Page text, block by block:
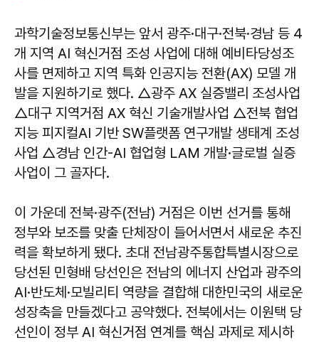
과학기술정보통신부는 앞서 광주·대구·전북·경남 등 4
개 지역 AI 혁신거점 조성 사업에 대해 예비타당성조
사를 면제하고 지역 특화 인공지능 전환(AX) 모델 개
발을 지원하기로 했다. △광주 AX 실증밸리 조성사업
△대구 지역거점 AX 혁신 기술개발사업 △전북 협업
지능 피지컬AI 기반 SW플랫폼 연구개발 생태계 조성
사업 △경남 인간-AI 협업형 LAM 개발·글로벌 실증
사업이 그 골자다.
이 가운데 전북·광주(전남) 거점은 이번 선거를 통해
정부와 보조를 맞출 단체장이 들어서면서 새로운 추진
력을 확보하게 됐다. 초대 전남광주통합특별시장으로
당선된 민형배 당선인은 전남의 에너지 산업과 광주의
AI·반도체·모빌리티 역량을 결합해 대한민국의 새로운
성장축을 만들겠다고 공약했다. 전북에서는 이원택 당
선인이 정부 AI 혁신거점 연계를 핵심 과제로 제시하